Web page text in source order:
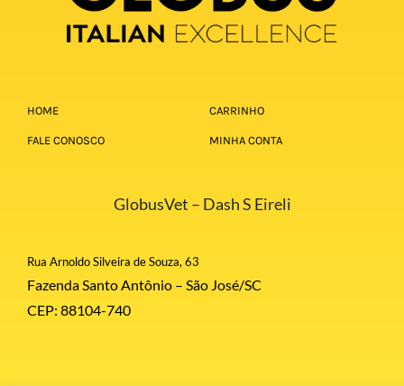
HOME
FALE CONOSCO
CARRINHO
MINHA CONTA
GlobusVet – Dash S Eireli
Rua Arnoldo Silveira de Souza, 63
Fazenda Santo Antônio – São José/SC
CEP: 88104-740